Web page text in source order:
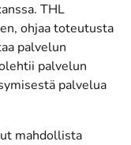
THL
ohjaa toteutusta
palvelun
palvelun
palvelua
mahdollista